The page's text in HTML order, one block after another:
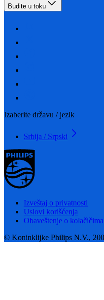
Budite u toku
Izaberite državu / jezik
Srbija / Srpski
Izveštaj o privatnosti
Uslovi korišćenja
Obaveštenje o kolačičima
© Koninklijke Philips N.V.,